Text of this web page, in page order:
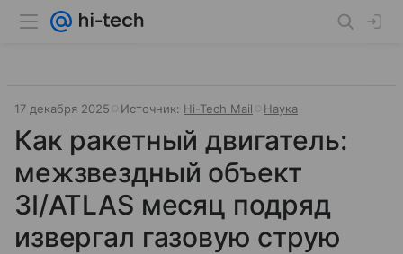
17 декабря 2025 Источник: Hi-Tech Mail Наука
Как ракетный двигатель:
межзвездный объект
3I/ATLAS месяц подряд
извергал газовую струю